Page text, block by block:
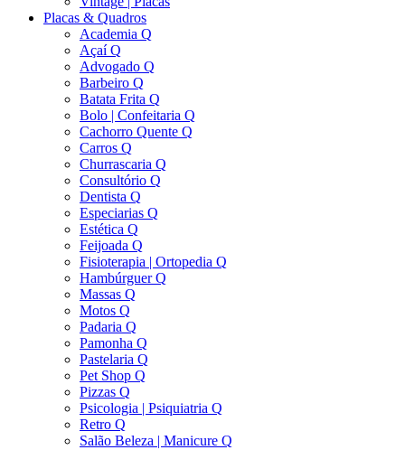
Placas & Quadros
Academia Q
Açaí Q
Advogado Q
Barbeiro Q
Batata Frita Q
Bolo | Confeitaria Q
Cachorro Quente Q
Carros Q
Churrascaria Q
Consultório Q
Dentista Q
Especiarias Q
Estética Q
Feijoada Q
Fisioterapia | Ortopedia Q
Hambúrguer Q
Massas Q
Motos Q
Padaria Q
Pamonha Q
Pastelaria Q
Pet Shop Q
Pizzas Q
Psicologia | Psiquiatria Q
Retro Q
Salão Beleza | Manicure Q